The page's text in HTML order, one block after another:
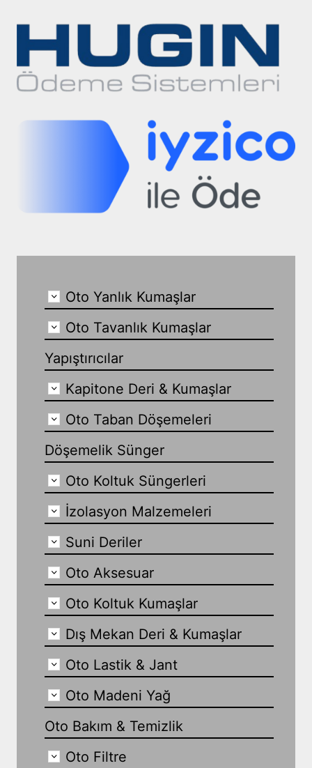
Oto Yanlık Kumaşlar
Oto Tavanlık Kumaşlar
Yapıştırıcılar
Kapitone Deri & Kumaşlar
Oto Taban Döşemeleri
Döşemelik Sünger
Oto Koltuk Süngerleri
İzolasyon Malzemeleri
Suni Deriler
Oto Aksesuar
Oto Koltuk Kumaşlar
Dış Mekan Deri & Kumaşlar
Oto Lastik & Jant
Oto Madeni Yağ
Oto Bakım & Temizlik
Oto Filtre